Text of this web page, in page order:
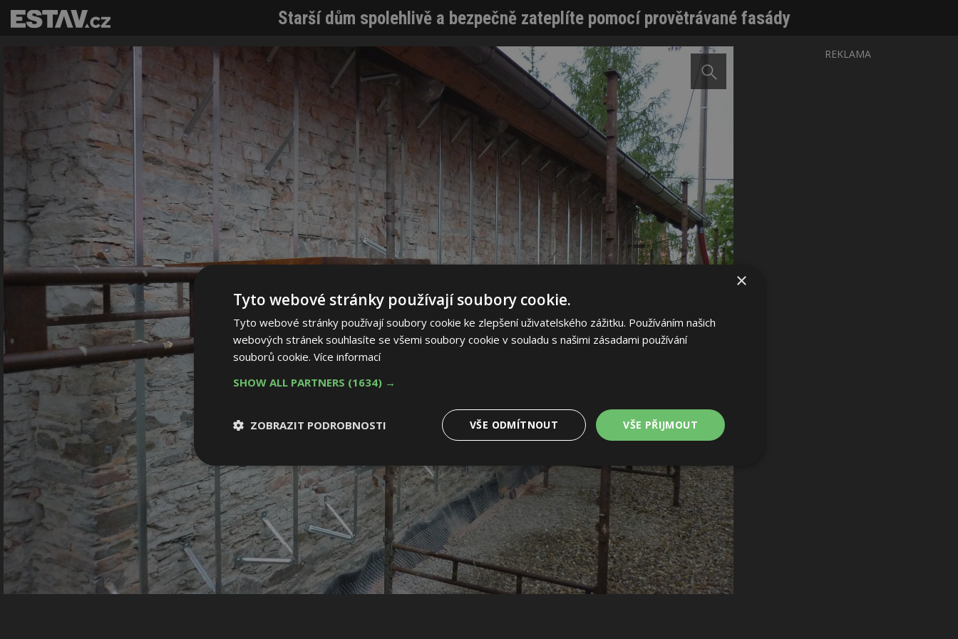
Starší dům spolehlivě a bezpečně zateplíte pomocí provětrávané fasády
REKLAMA
×
Tyto webové stránky používají soubory cookie.
Tyto webové stránky používají soubory cookie ke zlepšení uživatelského zážitku. Používáním našich
webových stránek souhlasíte se všemi soubory cookie v souladu s našimi zásadami používání
souborů cookie. Více informací
SHOW ALL PARTNERS (1634) →
VŠE PŘIJMOUT
VŠE ODMÍTNOUT
ZOBRAZIT PODROBNOSTI
Nezbytně nutné
soubory
Výkonové
soubory
Soubory cílení Funkční soubory
Nezařazené
soubory
Nezbytně nutné soubory Výkonové soubory Soubory cílení Funkční soubory Nezařazené soubory